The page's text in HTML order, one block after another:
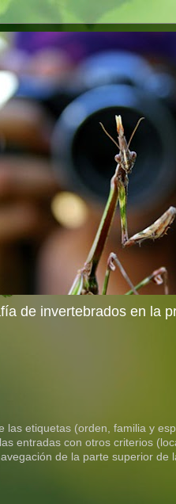
de invertebrados en la
etiquetas (orden, familia y
entradas con otros criterios
de la parte superior de